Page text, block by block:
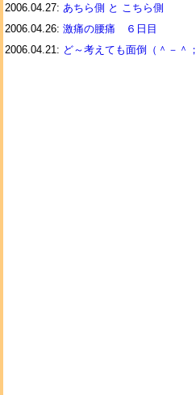
2006.04.27: あちら側 と こちら側
2006.04.26: 激痛の腰痛 ６日目
2006.04.21: ど～考えても面倒（＾－＾；